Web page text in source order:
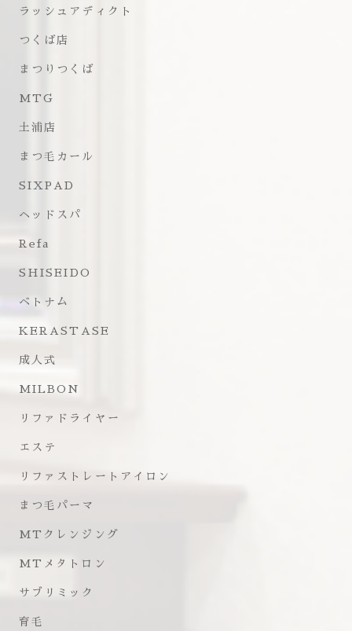
ラッシュアディクト
つくば店
まつりつくば
MTG
土浦店
まつ毛カール
SIXPAD
ヘッドスパ
Refa
SHISEIDO
ベトナム
KERASTASE
成人式
MILBON
リファドライヤー
エステ
リファストレートアイロン
まつ毛パーマ
MTクレンジング
MTメタトロン
サブリミック
育毛